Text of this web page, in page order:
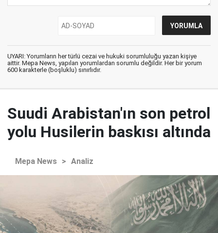
UYARI: Yorumların her türlü cezai ve hukuki sorumluluğu yazan kişiye
aittir. Mepa News, yapılan yorumlardan sorumlu değildir. Her bir yorum
600 karakterle (boşluklu) sınırlıdır.
Suudi Arabistan'ın son petrol
yolu Husilerin baskısı altında
Mepa News > Analiz